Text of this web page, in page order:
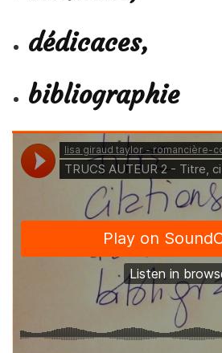
dédicaces,
bibliographie